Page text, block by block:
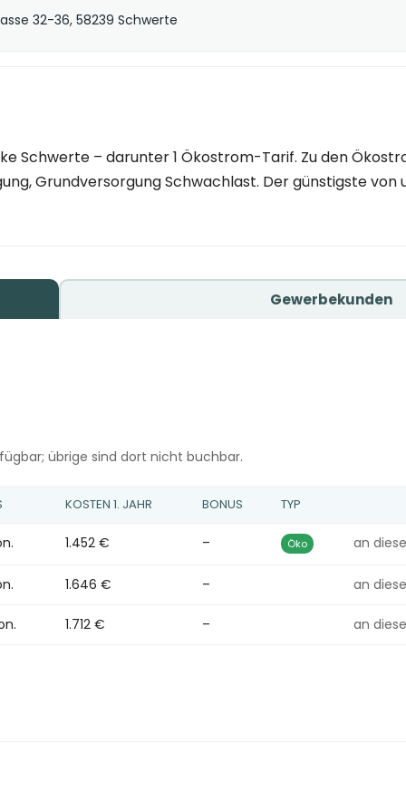
32-36, 58239 Schwerte
Schwerte – darunter 1 Ökostrom-Tarif. Zu den
Grundversorgung Schwachlast. Der günstigste
Gewerbekunden
übrige sind dort nicht buchbar.
KOSTEN 1. JAHR BONUS TYP
1.452 € – Öko an
1.646 € – an
1.712 € – an